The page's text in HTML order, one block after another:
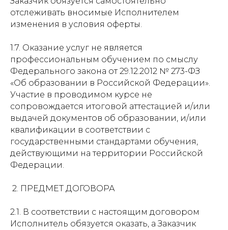
отслеживать вносимые Исполнителем
изменения в условия оферты.
1.7. Оказание услуг не является
профессиональным обучением по смыслу
Федерального закона от 29.12.2012 № 273-ФЗ
«Об образовании в Российской Федерации».
Участие в проводимом курсе не
сопровождается итоговой аттестацией и/или
выдачей документов об образовании, и/или
квалификации в соответствии с
государственными стандартами обучения,
действующими на территории Российской
Федерации.
2. ПРЕДМЕТ ДОГОВОРА
2.1. В соответствии с настоящим договором
Исполнитель обязуется оказать, а Заказчик